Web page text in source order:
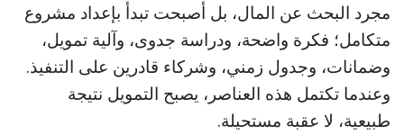
مجرد البحث عن المال، بل أصبحت تبدأ بإعداد مشروع
متكامل؛ فكرة واضحة، ودراسة جدوى، وآلية تمويل،
وضمانات، وجدول زمني، وشركاء قادرين على التنفيذ.
وعندما تكتمل هذه العناصر، يصبح التمويل نتيجة
طبيعية، لا عقبة مستحيلة.